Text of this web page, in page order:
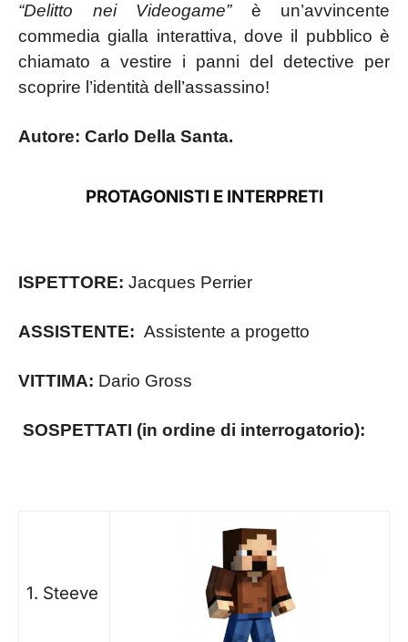
“Delitto nei Videogame”è un’avvincente
commedia gialla interattiva, dove il pubblico è
chiamato a vestire i panni del detective per
scoprire l’identità dell’assassino!
Autore: Carlo Della Santa.
PROTAGONISTI E INTERPRETI
ISPETTORE: Jacques Perrier
ASSISTENTE: Assistente a progetto
VITTIMA: Dario Gross
SOSPETTATI (in ordine di interrogatorio):
1. Steeve